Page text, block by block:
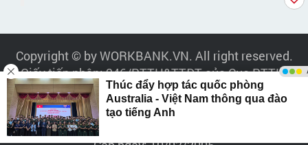
Copyright © by WORKBANK.VN. All right reserved.
Giấy tiếp nhận: 246/PTTH&TTĐT của Cục PTTH-
TTĐT cấp ngày 7/11/2008.
Công Ty Cổ Phần Truyền Thông Phan Quang
0303685627 - Do Sở Kế hoạch và Đầu tư TP.HCM -